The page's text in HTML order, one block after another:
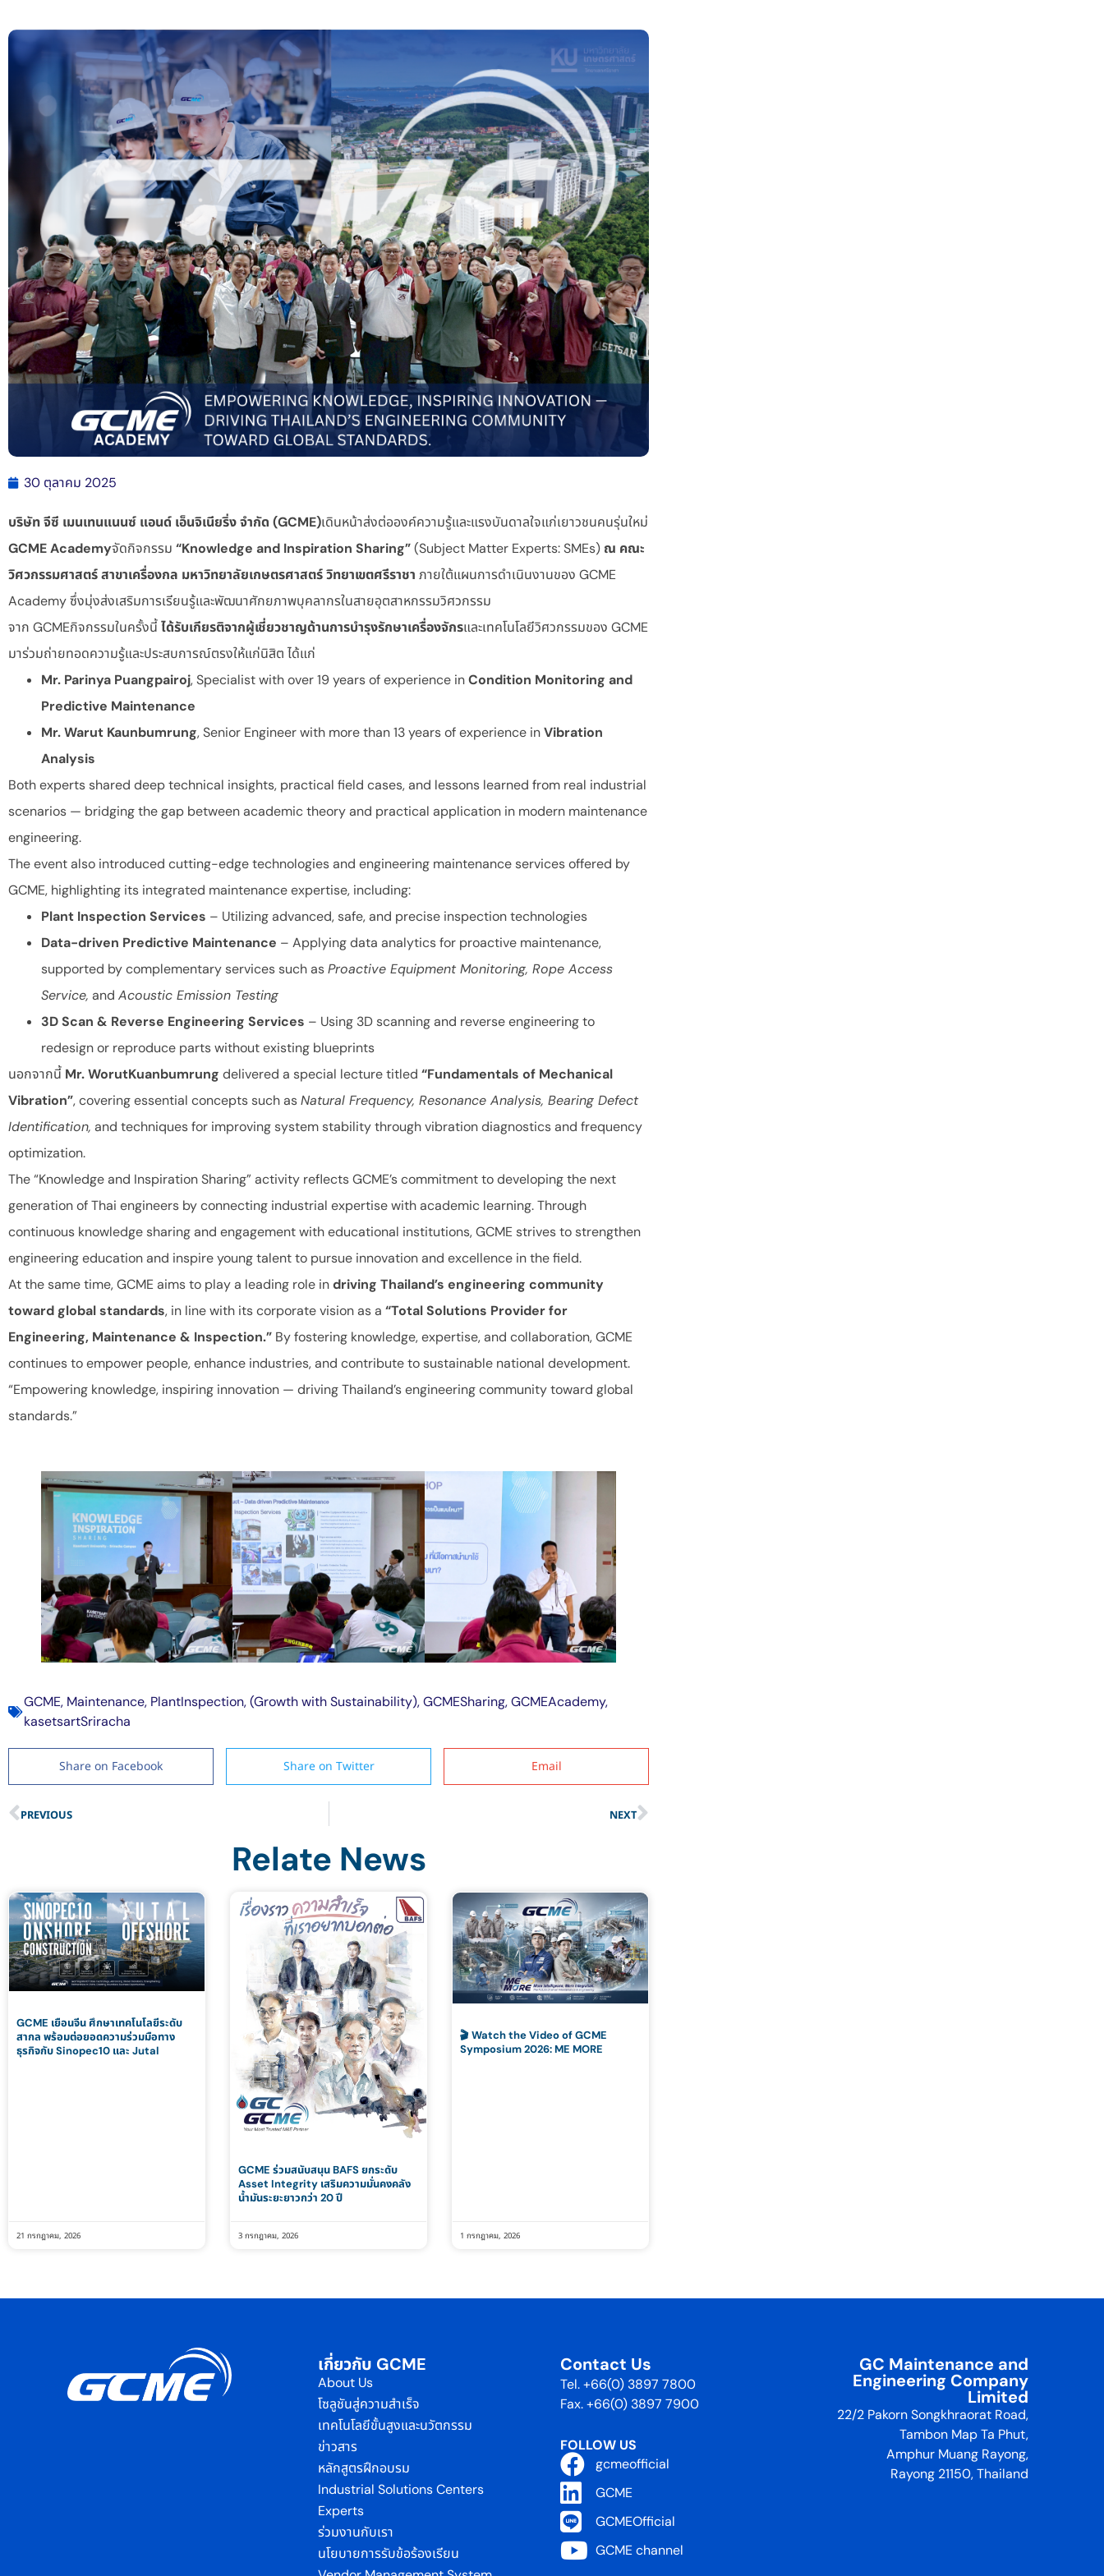
30 ตุลาคม 2025
บริษัท จีซี เมนเทนแนนซ์ แอนด์ เอ็นจิเนียริ่ง จำกัด (GCME)เดินหน้าส่งต่อองค์ความรู้และแรงบันดาลใจแก่เยาวชนคนรุ่นใหม่
GCME Academyจัดกิจกรรม “Knowledge and Inspiration Sharing”(Subject Matter Experts: SMEs) ณ คณะ
วิศวกรรมศาสตร์ สาขาเครื่องกล มหาวิทยาลัยเกษตรศาสตร์ วิทยาเขตศรีราชา ภายใต้แผนการดำเนินงานของ GCME
Academy ซึ่งมุ่งส่งเสริมการเรียนรู้และพัฒนาศักยภาพบุคลากรในสายอุตสาหกรรมวิศวกรรม
จาก GCMEกิจกรรมในครั้งนี้ ได้รับเกียรติจากผู้เชี่ยวชาญด้านการบำรุงรักษาเครื่องจักรและเทคโนโลยีวิศวกรรมของ GCME
มาร่วมถ่ายทอดความรู้และประสบการณ์ตรงให้แก่นิสิต ได้แก่
Mr. Parinya Puangpairoj, Specialist with over 19 years of experience inCondition Monitoring and
Predictive Maintenance
Mr. Warut Kaunbumrung, Senior Engineer with more than 13 years of experience inVibration
Analysis
Both experts shared deep technical insights, practical field cases, and lessons learned from real industrial
scenarios — bridging the gap between academic theory and practical application in modern maintenance
engineering.
The event also introduced cutting-edge technologies and engineering maintenance services offered by
GCME, highlighting its integrated maintenance expertise, including:
Plant Inspection Services – Utilizing advanced, safe, and precise inspection technologies
Data-driven Predictive Maintenance – Applying data analytics for proactive maintenance,
supported by complementary services such asProactive Equipment Monitoring, Rope Access
Service, and Acoustic Emission Testing
3D Scan & Reverse Engineering Services – Using 3D scanning and reverse engineering to
redesign or reproduce parts without existing blueprints
นอกจากนี้ Mr. WorutKuanbumrung delivered a special lecture titled “Fundamentals of Mechanical
Vibration”, covering essential concepts such asNatural Frequency, Resonance Analysis, Bearing Defect
Identification, and techniques for improving system stability through vibration diagnostics and frequency
optimization.
The “Knowledge and Inspiration Sharing” activity reflects GCME’s commitment to developing the next
generation of Thai engineers by connecting industrial expertise with academic learning. Through
continuous knowledge sharing and engagement with educational institutions, GCME strives to strengthen
engineering education and inspire young talent to pursue innovation and excellence in the field.
At the same time, GCME aims to play a leading role indriving Thailand’s engineering community
toward global standards, in line with its corporate vision as a “Total Solutions Provider for
Engineering, Maintenance & Inspection.” By fostering knowledge, expertise, and collaboration, GCME
continues to empower people, enhance industries, and contribute to sustainable national development.
“Empowering knowledge, inspiring innovation — driving Thailand’s engineering community toward global
standards.”
GCME, Maintenance, PlantInspection,(Growth with Sustainability),GCMESharing,GCMEAcademy,
kasetsartSriracha
Share on Facebook Share on Twitter Email
PREVIOUS NEXT
Relate News
GCME เยือนจีน ศึกษาเทคโนโลยีระดับ
สากล พร้อมต่อยอดความร่วมมือทาง
ธุรกิจกับ Sinopec10 และ Jutal
21 กรกฎาคม, 2026
GCME ร่วมสนับสนุน BAFS ยกระดับ
Asset Integrity เสริมความมั่นคงคลัง
น้ำมันระยะยาวกว่า 20 ปี
3 กรกฎาคม, 2026
🎬 Watch the Video of GCME
Symposium 2026: ME MORE
1 กรกฎาคม, 2026
เกี่ยวกับ GCME
About Us
โซลูชันสู่ความสำเร็จ
เทคโนโลยีขั้นสูงและนวัตกรรม
ข่าวสาร
หลักสูตรฝึกอบรม
Industrial Solutions Centers
Experts
ร่วมงานกับเรา
นโยบายการรับข้อร้องเรียน
Contact Us
Tel. +66(0) 3897 7800
Fax. +66(0) 3897 7900
FOLLOW US
gcmeofficial
GCME
GCMEOfficial
GCME channel
GC Maintenance and
Engineering Company
Limited
22/2 Pakorn Songkhraorat Road,
Tambon Map Ta Phut,
Amphur Muang Rayong,
Rayong 21150, Thailand